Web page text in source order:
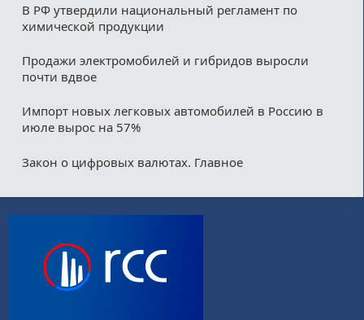
В РФ утвердили национальный регламент по
химической продукции
Продажи электромобилей и гибридов выросли
почти вдвое
Импорт новых легковых автомобилей в Россию в
июле вырос на 57%
Закон о цифровых валютах. Главное